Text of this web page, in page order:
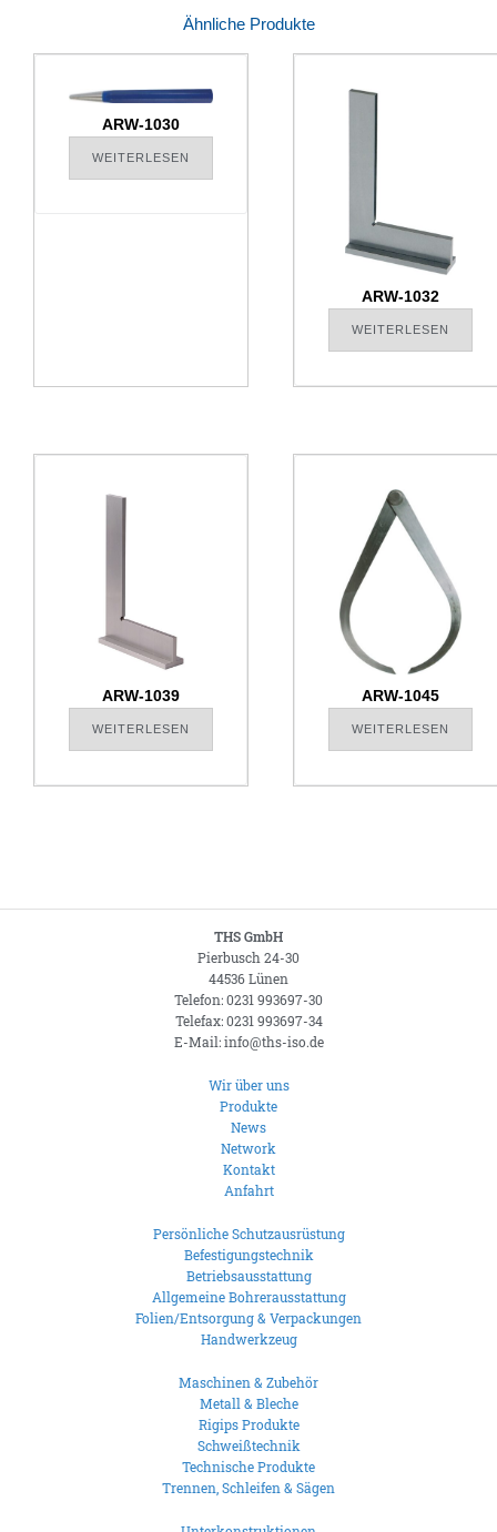
Ähnliche Produkte
ARW-1030
WEITERLESEN
ARW-1032
WEITERLESEN
ARW-1039
WEITERLESEN
ARW-1045
WEITERLESEN
THS GmbH
Pierbusch 24-30
44536 Lünen
Telefon: 0231 993697-30
Telefax: 0231 993697-34
E-Mail: info@ths-iso.de
Wir über uns
Produkte
News
Network
Kontakt
Anfahrt
Persönliche Schutzausrüstung
Befestigungstechnik
Betriebsausstattung
Allgemeine Bohrerausstattung
Folien/Entsorgung & Verpackungen
Handwerkzeug
Maschinen & Zubehör
Metall & Bleche
Rigips Produkte
Schweißtechnik
Technische Produkte
Trennen, Schleifen & Sägen